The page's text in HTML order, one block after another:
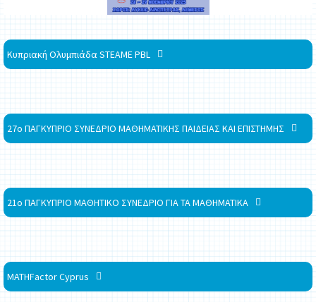
Κυπριακή Ολυμπιάδα STEAME PBL
27ο ΠΑΓΚΥΠΡΙΟ ΣΥΝΕΔΡΙΟ ΜΑΘΗΜΑΤΙΚΗΣ ΠΑΙΔΕΙΑΣ ΚΑΙ ΕΠΙΣΤΗΜΗΣ
21ο ΠΑΓΚΥΠΡΙΟ ΜΑΘΗΤΙΚΟ ΣΥΝΕΔΡΙΟ ΓΙΑ ΤΑ ΜΑΘΗΜΑΤΙΚΑ
MATHFactor Cyprus